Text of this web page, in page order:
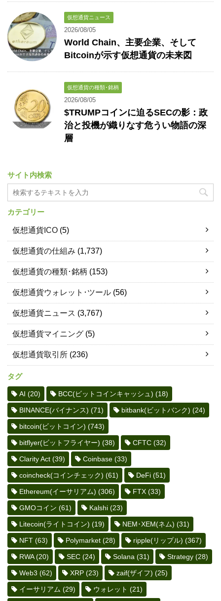
仮想通貨ニュース
2026/08/05
World Chain、主要企業、そして
Bitcoinが示す仮想通貨の未来図
仮想通貨の種類･銘柄
2026/08/05
$TRUMPコインに迫るSECの影：政
治と投機が織りなす危うい物語の深
層
サイト内検索
カテゴリー
仮想通貨ICO (5)
仮想通貨の仕組み (1,737)
仮想通貨の種類･銘柄 (153)
仮想通貨ウォレット･ツール (56)
仮想通貨ニュース (3,767)
仮想通貨マイニング (5)
仮想通貨取引所 (236)
タグ
AI (20) BCC(ビットコインキャッシュ) (18)
BINANCE(バイナンス) (71) bitbank(ビットバンク) (24)
bitcoin(ビットコイン) (743)
bitflyer(ビットフライヤー) (38) CFTC (32)
Clarity Act (39) Coinbase (33)
coincheck(コインチェック) (61) DeFi (51)
Ethereum(イーサリアム) (306) FTX (33)
GMOコイン (61) Kalshi (23)
Litecoin(ライトコイン) (19) NEM･XEM(ネム) (31)
NFT (63) Polymarket (28) ripple(リップル) (367)
RWA(20) SEC (24) Solana (31) Strategy (28)
Web3 (62) XRP (23) zaif(ザイフ) (25)
イーサリアム (29) ウォレット (21)